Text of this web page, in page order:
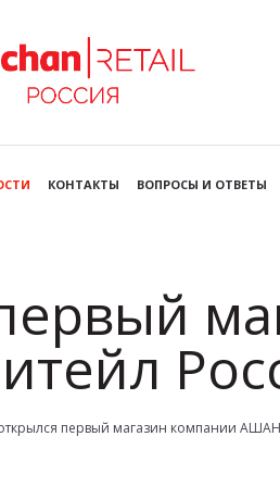
КОНТАКТЫ ВОПРОСЫ И ОТВЕТЫ
первый магазин компании